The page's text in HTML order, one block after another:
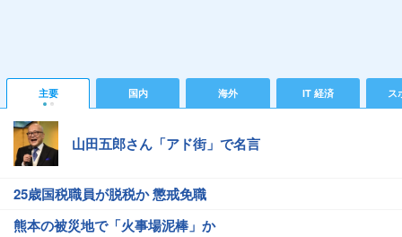
主要 国内 海外 IT 経済 ス
山田五郎さん「アド街」で名言
25歳国税職員が脱税か 懲戒免職
熊本の被災地で「火事場泥棒」か